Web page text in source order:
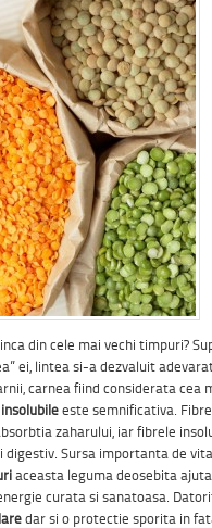
din cele mai vechi timpuri?
ei, lintea si-a dezvaluit
carnea fiind considerata cea
este semnificativa.
zaharului, iar fibrele
digestiv. Sursa importanta de
aceasta leguma deosebita
curata si sanatoasa.
dar si o protectie sporita in